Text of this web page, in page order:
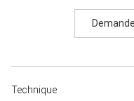
Technique